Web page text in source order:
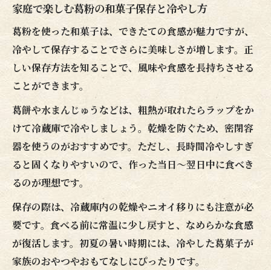
家庭で楽しむ葛粉の和菓子保存と冷やし方
葛粉を使った和菓子は、できたての食感が魅力ですが、
冷やして保存することでさらに美味しさが増します。正
しい保存方法を知ることで、風味や食感を長持ちさせる
ことができます。
葛餅や水まんじゅうなどは、粗熱が取れたらラップをか
けて冷蔵庫で冷やしましょう。乾燥を防ぐため、密閉容
器を使うのがおすすめです。ただし、長時間冷やしすぎ
ると固くなりやすいので、作った当日〜翌日中に食べき
るのが理想です。
保存の際は、冷蔵庫内の乾燥やニオイ移りにも注意が必
要です。食べる前に常温に少し戻すと、なめらかな食感
が復活します。初夏の暑い時期には、冷やした葛菓子が
家族のおやつやおもてなしにぴったりです。